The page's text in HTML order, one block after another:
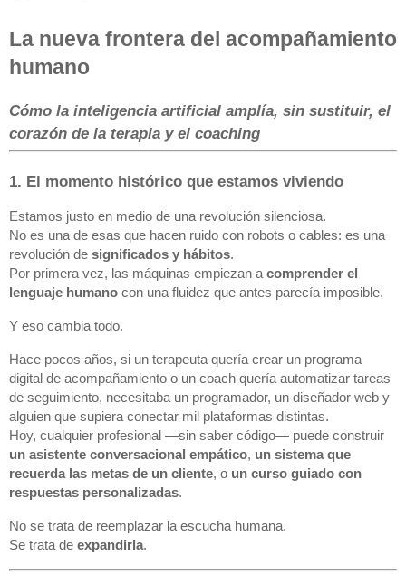
La nueva frontera del acompañamiento
humano
Cómo la inteligencia artificial amplía, sin sustituir, el
corazón de la terapia y el coaching
1. El momento histórico que estamos viviendo
Estamos justo en medio de una revolución silenciosa.
No es una de esas que hacen ruido con robots o cables: es una
revolución de significados y hábitos.
Por primera vez, las máquinas empiezan a comprender el
lenguaje humano con una fluidez que antes parecía imposible.
Y eso cambia todo.
Hace pocos años, si un terapeuta quería crear un programa
digital de acompañamiento o un coach quería automatizar tareas
de seguimiento, necesitaba un programador, un diseñador web y
alguien que supiera conectar mil plataformas distintas.
Hoy, cualquier profesional —sin saber código— puede construir
un asistente conversacional empático, un sistema que
recuerda las metas de un cliente, o un curso guiado con
respuestas personalizadas.
No se trata de reemplazar la escucha humana.
Se trata de expandirla.